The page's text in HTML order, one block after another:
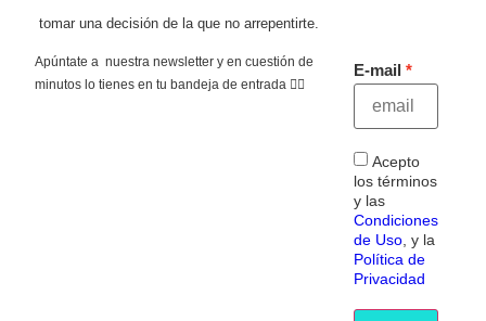
tomar una decisión de la que no arrepentirte.
Apúntate a nuestra newsletter y en cuestión de
minutos lo tienes en tu bandeja de entrada 👇🏻
E-mail
Acepto
los términos
y las
Condiciones
de Uso, y la
Política de
Privacidad